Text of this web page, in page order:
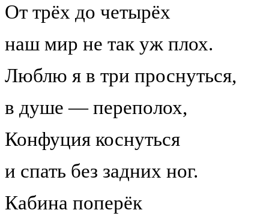
От трёх до четырёх
наш мир не так уж плох.
Люблю я в три проснуться,
в душе — переполох,
Конфуция коснуться
и спать без задних ног.
Кабина поперёк